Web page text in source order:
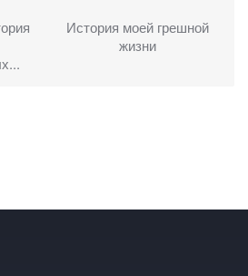
История моей грешной
жизни